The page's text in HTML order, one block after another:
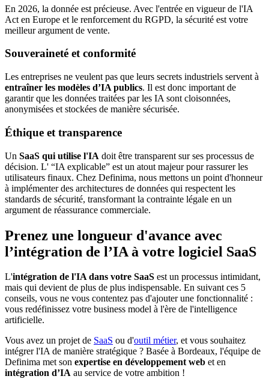
En 2026, la donnée est précieuse. Avec l'entrée en vigueur de l'IA
Act en Europe et le renforcement du RGPD, la sécurité est votre
meilleur argument de vente.
Souveraineté et conformité
Les entreprises ne veulent pas que leurs secrets industriels servent à
entraîner les modèles d’IA publics. Il est donc important de
garantir que les données traitées par les IA sont cloisonnées,
anonymisées et stockées de manière sécurisée.
Éthique et transparence
Un SaaS qui utilise l'IA doit être transparent sur ses processus de
décision. L' “IA explicable” est un atout majeur pour rassurer les
utilisateurs finaux. Chez Definima, nous mettons un point d'honneur
à implémenter des architectures de données qui respectent les
standards de sécurité, transformant la contrainte légale en un
argument de réassurance commerciale.
Prenez une longueur d'avance avec
l’intégration de l’IA à votre logiciel SaaS
L'intégration de l'IA dans votre SaaS est un processus intimidant,
mais qui devient de plus de plus indispensable. En suivant ces 5
conseils, vous ne vous contentez pas d'ajouter une fonctionnalité :
vous redéfinissez votre business model à l'ère de l'intelligence
artificielle.
Vous avez un projet de SaaS ou d'outil métier, et vous souhaitez
intégrer l'IA de manière stratégique ? Basée à Bordeaux, l'équipe de
Definima met son expertise en développement web et en
intégration d’IA au service de votre ambition !